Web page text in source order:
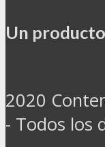
Un
2020
- Todos los